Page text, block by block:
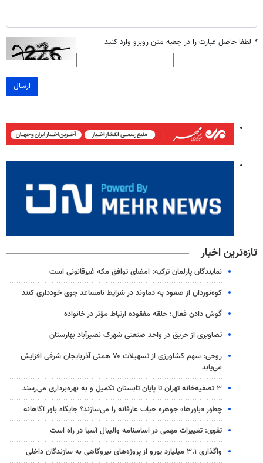
* لطفا حاصل عبارت را در جعبه متن روبرو وارد کنید
ارسال
تازه‌ترین اخبار
نمایندگان پارلمان ترکیه: امضای توافق مکه غیرقانونی است
کوه‌نوردان از صعود به دماوند در شرایط نامساعد جوی خودداری کنند
گوش دادن فعال؛ حلقه مفقوده ارتباط مؤثر در خانواده
تصاویری از حریق در واحد صنعتی شهرک نصیرآباد بهارستان
روحی: سهم کشاورزی از تسهیلات ۷۰ همتی آذربایجان شرقی افزایش
می‌یابد
۳ ﺗﺼﻔﻴﻪ‌ﺧﺎﻧﻪ‌ تهران تا پایان تابستان تکمیل و به بهره‌برداری می‌رسند
چطور «باورها» جوهره حیات عارفانه را می‌سازند؟ جایگاه باور آگاهانه
تقوی: تغییرات مهمی در اساسنامه والیبال آسیا در راه است
واگذاری ۳.۱ میلیارد یورو از پروژه‌های نیروگاهی به سازندگان داخلی